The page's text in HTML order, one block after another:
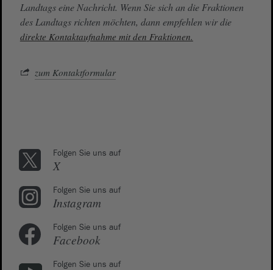
Landtags eine Nachricht. Wenn Sie sich an die Fraktionen
des Landtags richten möchten, dann empfehlen wir die
direkte Kontaktaufnahme mit den Fraktionen.
zum Kontaktformular
Folgen Sie uns auf
X
Folgen Sie uns auf
Instagram
Folgen Sie uns auf
Facebook
Folgen Sie uns auf